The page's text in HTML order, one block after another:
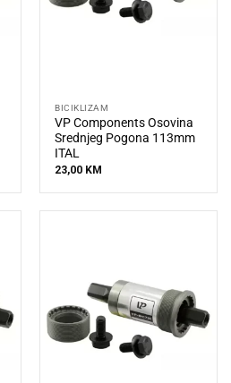
BICIKLIZAM
VP Components Osovina
Srednjeg Pogona 113mm
ITAL
23,00 KM